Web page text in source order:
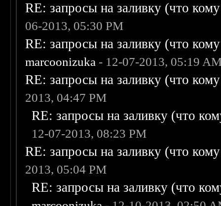
RE: запросы на заливку (что
06-2013, 05:30 PM
RE: запросы на заливку (что
marcoonizuka - 12-07-2013, 05:19
RE: запросы на заливку (что
2013, 04:47 PM
RE: запросы на заливку (что
12-07-2013, 08:23 PM
RE: запросы на заливку (что
2013, 05:04 PM
RE: запросы на заливку (что